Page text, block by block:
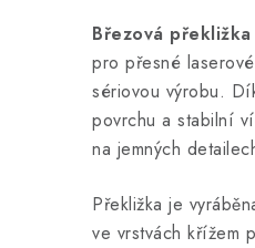
Březová
pro přesné
sériovou výrobu.
povrchu a stabilní
na jemných
Překližka je
ve vrstvách křížem